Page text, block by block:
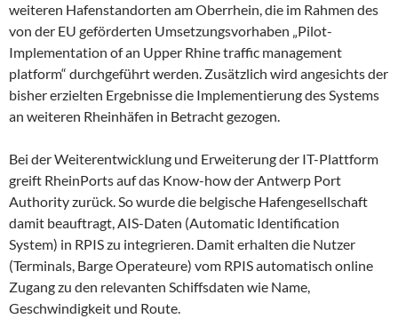
weiteren Hafenstandorten am Oberrhein, die im Rahmen des
von der EU geförderten Umsetzungsvorhaben „Pilot-
Implementation of an Upper Rhine traffic management
platform“ durchgeführt werden. Zusätzlich wird angesichts der
bisher erzielten Ergebnisse die Implementierung des Systems
an weiteren Rheinhäfen in Betracht gezogen.
Bei der Weiterentwicklung und Erweiterung der IT-Plattform
greift RheinPorts auf das Know-how der Antwerp Port
Authority zurück. So wurde die belgische Hafengesellschaft
damit beauftragt, AIS-Daten (Automatic Identification
System) in RPIS zu integrieren. Damit erhalten die Nutzer
(Terminals, Barge Operateure) vom RPIS automatisch online
Zugang zu den relevanten Schiffsdaten wie Name,
Geschwindigkeit und Route.